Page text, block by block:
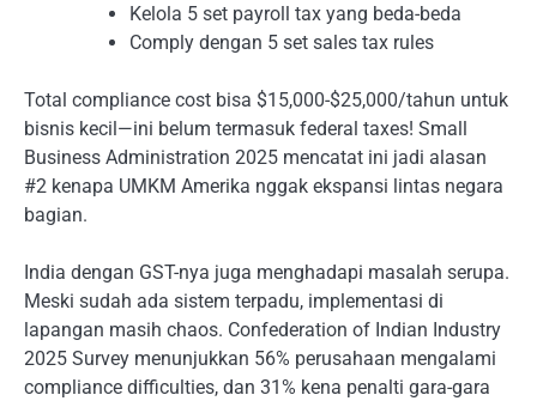
Kelola 5 set payroll tax yang beda-beda
Comply dengan 5 set sales tax rules
Total compliance cost bisa $15,000-$25,000/tahun untuk
bisnis kecil—ini belum termasuk federal taxes! Small
Business Administration 2025 mencatat ini jadi alasan
#2 kenapa UMKM Amerika nggak ekspansi lintas negara
bagian.
India dengan GST-nya juga menghadapi masalah serupa.
Meski sudah ada sistem terpadu, implementasi di
lapangan masih chaos. Confederation of Indian Industry
2025 Survey menunjukkan 56% perusahaan mengalami
compliance difficulties, dan 31% kena penalti gara-gara